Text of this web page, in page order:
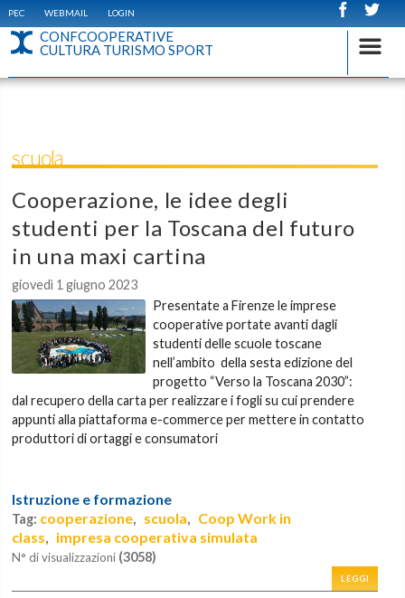
PEC WEBMAIL LOGIN
CONFCOOPERATIVE
CULTURA TURISMO SPORT
scuola
Cooperazione, le idee degli
studenti per la Toscana del futuro
in una maxi cartina
giovedì 1 giugno 2023
Presentate a Firenze le imprese
cooperative portate avanti dagli
studenti delle scuole toscane
nell’ambito della sesta edizione del
progetto “Verso la Toscana 2030”:
dal recupero della carta per realizzare i fogli su cui prendere
appunti alla piattaforma e-commerce per mettere in contatto
produttori di ortaggi e consumatori
Istruzione e formazione
Tag: cooperazione, scuola, Coop Work in
class, impresa cooperativa simulata
N° di visualizzazioni (3058)
LEGGI